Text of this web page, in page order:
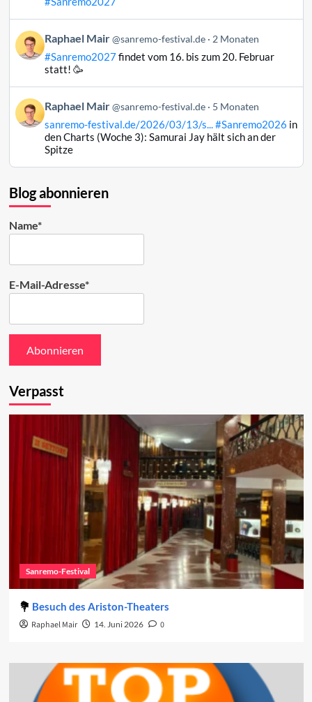
ansehen
Beitrag
von
Raphael
Bluesky
ansehen
Raphael Mair @sanremo-festival.de 2 Monaten
#Sanremo2027findet vom 16. bis zum 20. Februar
statt! 🥳
Beitrag
von
Raphael
ansehen
Raphael Mair @sanremo-festival.de 5 Monaten
sanremo-festival.de/2026/03/13/s...#Sanremo2026 in
den Charts (Woche 3): Samurai Jay hält sich an der
Spitze
Blog abonnieren
Name*
E-Mail-Adresse*
Verpasst
Sanremo-Festival
Besuch des Ariston-Theaters
Raphael Mair 14. Juni 2026 0